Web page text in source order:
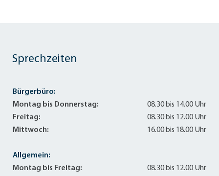
Sprechzeiten
Bürgerbüro:
Montag bis Donnerstag:
08.30 bis 14.00 Uhr
Freitag:
08.30 bis 12.00 Uhr
Mittwoch:
16.00 bis 18.00 Uhr
Allgemein:
Montag bis Freitag:
08.30 bis 12.00 Uhr